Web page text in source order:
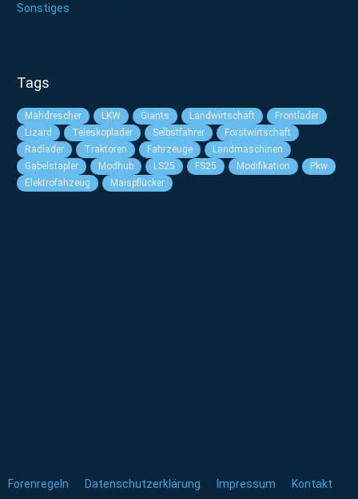
Sonstiges
Tags
Mähdrescher LKW Giants Landwirtschaft
Frontlader
Lizard
Teleskoplader Selbstfahrer
Forstwirtschaft
Radlader
Traktoren Fahrzeuge
Landmaschinen
Gabelstapler
Modhub LS25 FS25 Modifikation
Pkw
Elektrofahzeug
Maispflücker
Forenregeln Datenschutzerklärung Impressum Kontakt